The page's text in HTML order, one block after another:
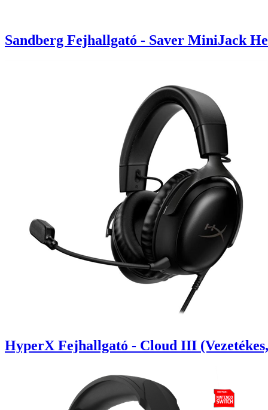
Sandberg Fejhallgató - Saver MiniJack
HyperX Fejhallgató - Cloud III